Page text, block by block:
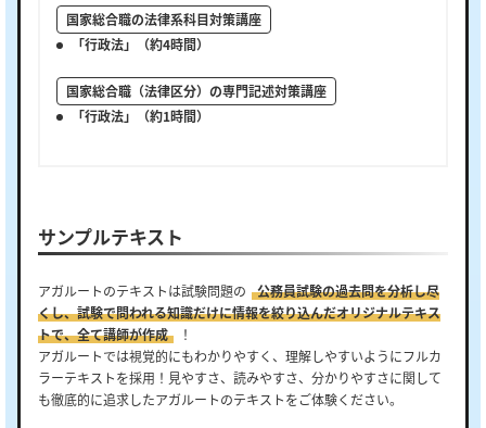
国家総合職の法律系科目対策講座
「行政法」（約4時間）
国家総合職（法律区分）の専門記述対策講座
「行政法」（約1時間）
サンプルテキスト
アガルートのテキストは試験問題の
公務員試験の過去問を分析し尽
くし、試験で問われる知識だけに情報を絞り込んだオリジナルテキス
トで、全て講師が作成
！
アガルートでは視覚的にもわかりやすく、理解しやすいようにフルカ
ラーテキストを採用！見やすさ、読みやすさ、分かりやすさに関して
も徹底的に追求したアガルートのテキストをご体験ください。